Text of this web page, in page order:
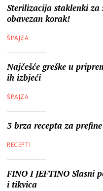
Sterilizacija staklenki za
obavezan korak!
ŠPAJZA
Najčešće greške u
ih izbjeći
ŠPAJZA
3 brza recepta za
RECEPTI
FINO I JEFTINO Slasni
i tikvica